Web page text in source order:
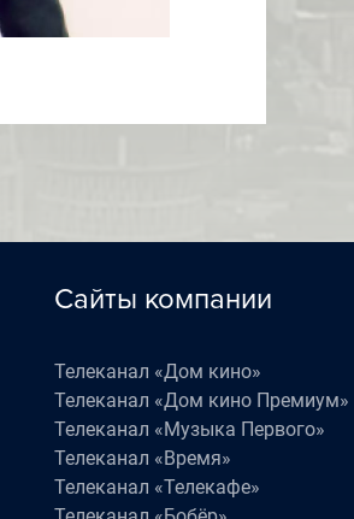
Сайты компании
Телеканал «Дом кино»
Телеканал «Дом кино Премиум»
Телеканал «Музыка Первого»
Телеканал «Время»
Телеканал «Телекафе»